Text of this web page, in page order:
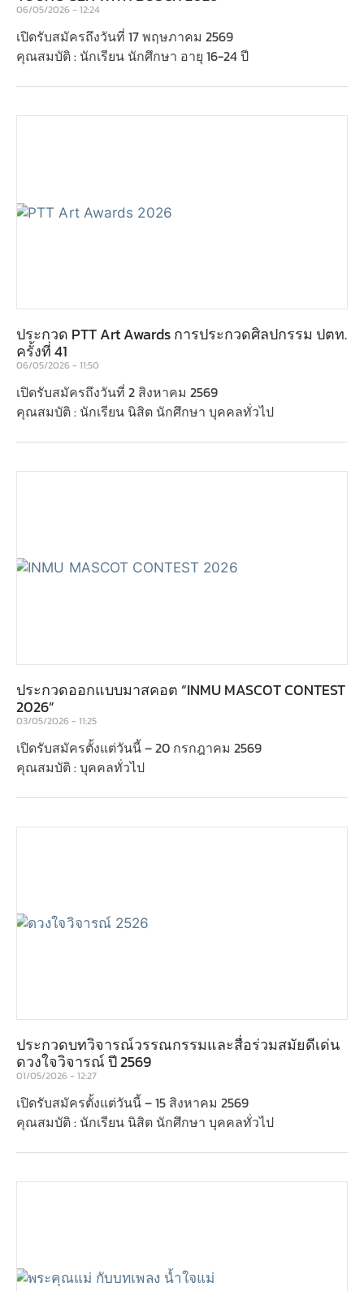
06/05/2026 12:24
เปิดรับสมัครถึงวันที่ 17 พฤษภาคม 2569
คุณสมบัติ : นักเรียน นักศึกษา อายุ 16-24 ปี
ประกวด PTT Art Awards การประกวดศิลปกรรม ปตท.
ครั้งที่ 41
06/05/2026 11:50
เปิดรับสมัครถึงวันที่ 2 สิงหาคม 2569
คุณสมบัติ : นักเรียน นิสิต นักศึกษา บุคคลทั่วไป
ประกวดออกแบบมาสคอต “INMU MASCOT CONTEST
2026”
03/05/2026 11:25
เปิดรับสมัครตั้งแต่วันนี้ – 20 กรกฎาคม 2569
คุณสมบัติ : บุคคลทั่วไป
ประกวดบทวิจารณ์วรรณกรรมและสื่อร่วมสมัยดีเด่น
ดวงใจวิจารณ์ ปี 2569
01/05/2026 12:27
เปิดรับสมัครตั้งแต่วันนี้ – 15 สิงหาคม 2569
คุณสมบัติ : นักเรียน นิสิต นักศึกษา บุคคลทั่วไป